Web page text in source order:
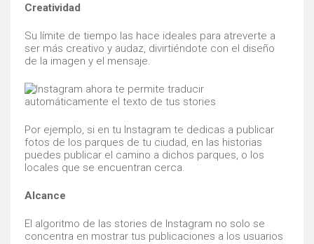
Creatividad
Su límite de tiempo las hace ideales para atreverte a
ser más creativo y audaz, divirtiéndote con el diseño
de la imagen y el mensaje.
Por ejemplo, si en tu Instagram te dedicas a publicar
fotos de los parques de tu ciudad, en las historias
puedes publicar el camino a dichos parques, o los
locales que se encuentran cerca.
Alcance
El algoritmo de las stories de Instagram no solo se
concentra en mostrar tus publicaciones a los usuarios